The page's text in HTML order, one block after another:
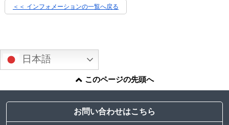
＜＜ インフォメーションの一覧へ戻る
日本語
このページの先頭へ
お問い合わせはこちら